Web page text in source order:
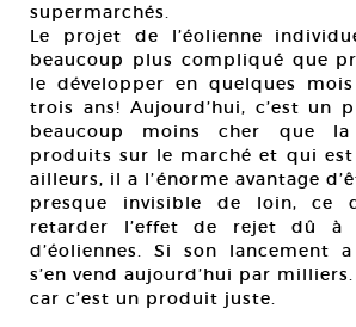
supermarchés.
Le projet de l’éolienne
beaucoup plus compliqué que
le développer en quelques
trois ans! Aujourd’hui, c’est un
beaucoup moins cher que la
produits sur le marché et qui est
ailleurs, il a l’énorme avantage
presque invisible de loin, ce
retarder l’effet de rejet dû à
d’éoliennes. Si son lancement
s’en vend aujourd’hui par milliers.
car c’est un produit juste.